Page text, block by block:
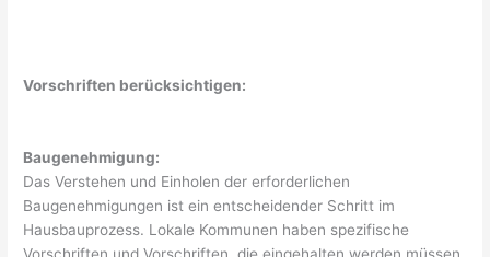
Vorschriften berücksichtigen:
Baugenehmigung:
Das Verstehen und Einholen der erforderlichen
Baugenehmigungen ist ein entscheidender Schritt im
Hausbauprozess. Lokale Kommunen haben spezifische